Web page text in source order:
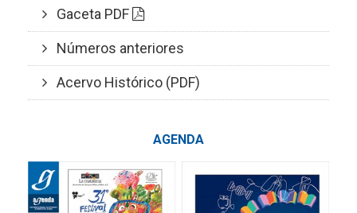
Gaceta PDF
Números anteriores
Acervo Histórico (PDF)
AGENDA